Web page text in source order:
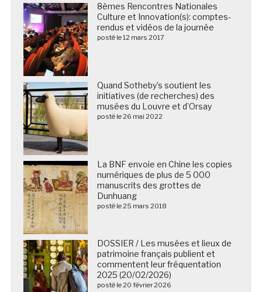
8èmes Rencontres Nationales
Culture et Innovation(s): comptes-
rendus et vidéos de la journée
posté le 12 mars 2017
Quand Sotheby’s soutient les
initiatives (de recherches) des
musées du Louvre et d’Orsay
posté le 26 mai 2022
La BNF envoie en Chine les copies
numériques de plus de 5 000
manuscrits des grottes de
Dunhuang
posté le 25 mars 2018
DOSSIER / Les musées et lieux de
patrimoine français publient et
commentent leur fréquentation
2025 (20/02/2026)
posté le 20 février 2026